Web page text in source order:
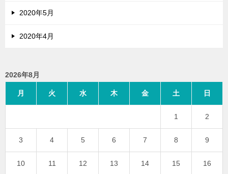
2020年5月
2020年4月
2026年8月
月 火 水 木 金 土 日
1 2
3 4 5 6 7 8 9
10 11 12 13 14 15 16